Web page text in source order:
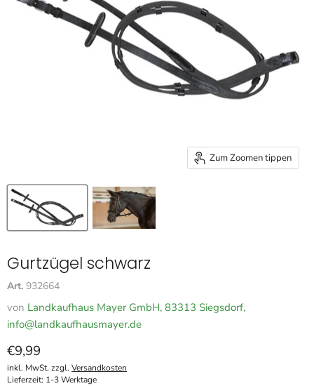
Zum Zoomen tippen
Gurtzügel schwarz
Art. 932664
von Landkaufhaus Mayer GmbH, 83313 Siegsdorf,
info@landkaufhausmayer.de
Aktueller Preis
€9,99
inkl. MwSt. zzgl. Versandkosten
Lieferzeit: 1-3 Werktage